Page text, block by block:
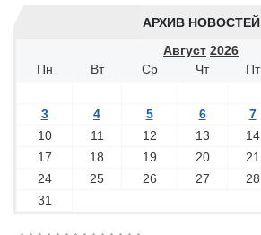
АРХИВ НОВОСТЕЙ
Август 2026
Пн
Вт Ср Чт Пт
3
4 5 6 7
10
11 12 13 14
17
18 19 20 21
24
25 26 27 28
31